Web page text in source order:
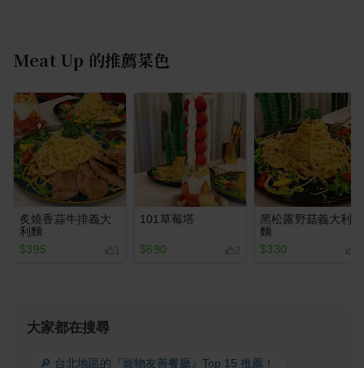
Meat Up 的推薦菜色
炙燒香蒜牛排義大
利麵
$395
1
101草莓塔
$690 2
黑松露野菇義大利
麵
$330
大家都在搜尋
🔎 台北地區的『寵物友善餐廳』Top 15 推薦！